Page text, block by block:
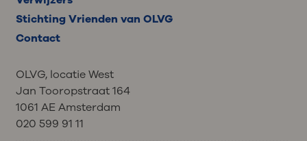
Stichting Vrienden van OLVG
Contact
OLVG, locatie West
Jan Tooropstraat 164
1061 AE Amsterdam
020 599 91 11